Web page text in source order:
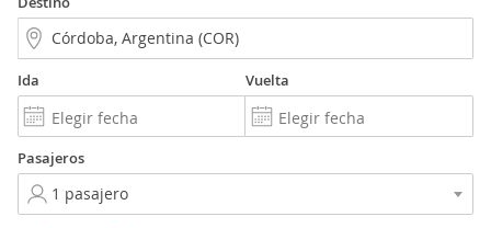
Ida Vuelta
Pasajeros